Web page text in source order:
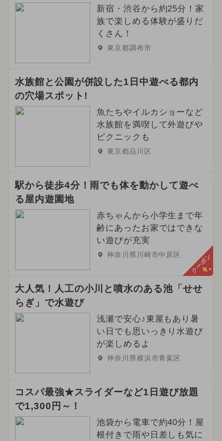
新宿・渋谷から約25分！家
族で楽しめる体験が盛りだ
くさん！
東京都調布市
水族館と公園が併設した1日中遊べる都内
の穴場スポット!
魚たちやイルカショーなど
水族館を満喫して外遊びや
ピクニックも
東京都品川区
駅から徒歩4分！雨でも体を動かして遊べ
る屋内遊園地
赤ちゃんから小学生まで年
齢にあったお家ではできな
い遊びが充実
神奈川県川崎市中原区 クーポン
大人気！人工の小川と噴水のある池「せせ
らぎ」で水遊び
浅瀬で安心♪東屋もあり暑
い日でも思いっきり水遊び
が楽しめるよ
神奈川県横浜市青葉区
コスパ最強★スライダーなど1日遊び放題
で1,300円～！
池袋から電車で約40分！屋
根付きで雨や日差しも気に